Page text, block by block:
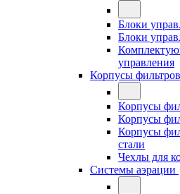
Блоки
Блоки
управления
Корпусы фильтров
Корпусы
Корпусы
Корпусы
стали
Чехлы для
Системы аэрации